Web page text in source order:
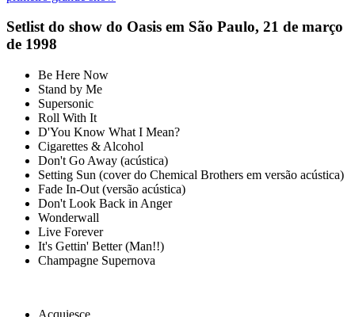
Setlist do show do Oasis em São Paulo, 21 de março
de 1998
Be Here Now
Stand by Me
Supersonic
Roll With It
D'You Know What I Mean?
Cigarettes & Alcohol
Don't Go Away (acústica)
Setting Sun (cover do Chemical Brothers em versão acústica)
Fade In-Out (versão acústica)
Don't Look Back in Anger
Wonderwall
Live Forever
It's Gettin' Better (Man!!)
Champagne Supernova
Acquiesce